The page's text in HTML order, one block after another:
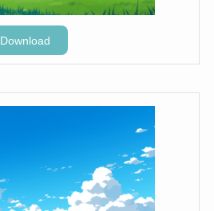
Download